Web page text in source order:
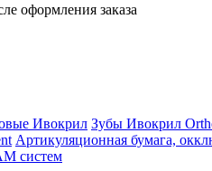
оформления заказа
Ивокрил Зубы Ивокрил
Артикуляционная бумага,
систем